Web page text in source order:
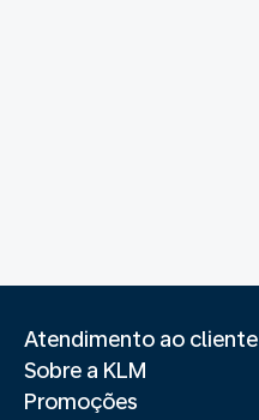
Atendimento ao cliente
Sobre a KLM
Promoções